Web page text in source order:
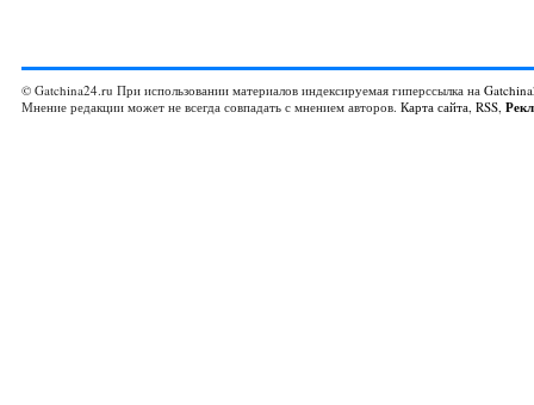
© Gatchina24.ru При использовании материалов индексируемая гиперссылка на
Мнение редакции может не всегда совпадать с мнением авторов. Карта сайта, RSS,